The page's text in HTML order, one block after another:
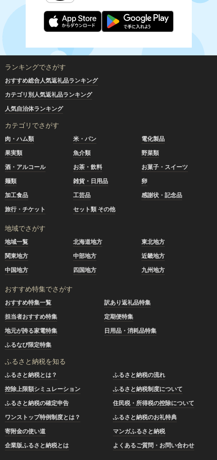
ランキングでさがす
おすすめ総合人気返礼品ランキング
カテゴリ別人気返礼品ランキング
人気自治体ランキング
カテゴリでさがす
肉・ハム類 米・パン
電化製品
果実類
魚介類
野菜類
酒・アルコール
お茶・飲料
お菓子・スイーツ
麺類
雑貨・日用品
卵
加工食品
工芸品
感謝状・記念品
旅行・チケット
セット類 その他
地域でさがす
地域一覧 北海道地方
東北地方
関東地方
中部地方
近畿地方
中国地方
四国地方 九州地方
おすすめ特集でさがす
おすすめ特集一覧
訳あり返礼品特集
担当者おすすめ特集
定期便特集
地元が誇る家電特集
日用品・消耗品特集
ふるなび限定特集
ふるさと納税を知る
ふるさと納税とは？
ふるさと納税の流れ
控除上限額シミュレーション
ふるさと納税制度について
ふるさと納税の確定申告
住民税・所得税の控除について
ワンストップ特例制度とは？
ふるさと納税のお礼特典
寄附金の使い道
マンガふるさと納税
企業版ふるさと納税とは
よくあるご質問・お問い合わせ